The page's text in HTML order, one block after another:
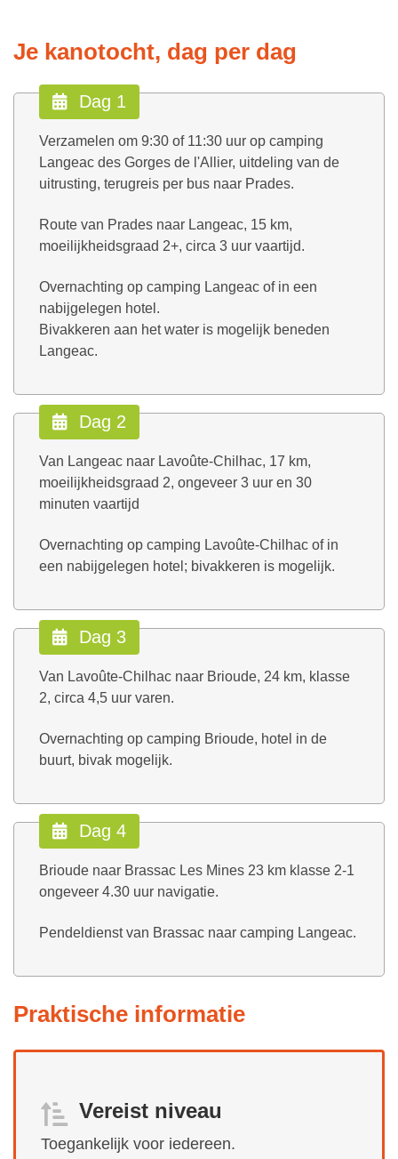
Je kanotocht, dag per dag
Dag 1
Verzamelen om 9:30 of 11:30 uur op camping
Langeac des Gorges de l'Allier, uitdeling van de
uitrusting, terugreis per bus naar Prades.
Route van Prades naar Langeac, 15 km,
moeilijkheidsgraad 2+, circa 3 uur vaartijd.
Overnachting op camping Langeac of in een
nabijgelegen hotel.
Bivakkeren aan het water is mogelijk beneden
Langeac.
Dag 2
Van Langeac naar Lavoûte-Chilhac, 17 km,
moeilijkheidsgraad 2, ongeveer 3 uur en 30
minuten vaartijd
Overnachting op camping Lavoûte-Chilhac of in
een nabijgelegen hotel; bivakkeren is mogelijk.
Dag 3
Van Lavoûte-Chilhac naar Brioude, 24 km, klasse
2, circa 4,5 uur varen.
Overnachting op camping Brioude, hotel in de
buurt, bivak mogelijk.
Dag 4
Brioude naar Brassac Les Mines 23 km klasse 2-1
ongeveer 4.30 uur navigatie.
Pendeldienst van Brassac naar camping Langeac.
Praktische informatie
Vereist niveau
Toegankelijk voor iedereen.